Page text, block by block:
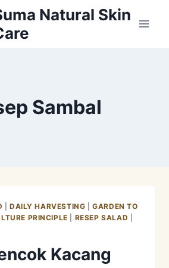
Natural Skin
Sambal
DAILY HARVESTING |GARDEN TO
PRINCIPLE RESEP SALAD
Kacang